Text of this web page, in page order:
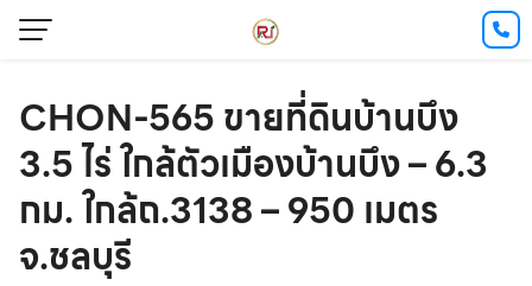
CHON-565 ขายที่ดินบ้านบึง
3.5 ไร่ ใกล้ตัวเมืองบ้านบึง – 6.3
กม. ใกล้ถ.3138 – 950 เมตร
จ.ชลบุรี